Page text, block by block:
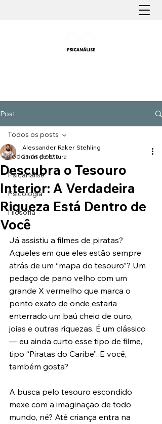
Post
Todos os posts
Psicanálise
Psicologia
Filosofia
Todos os posts
Descubra o Tesouro
Interior: A Verdadeira
Riqueza Está Dentro de
Você
Alessander Raker Stehling
2 min de leitura
Já assistiu a filmes de piratas?
Aqueles em que eles estão sempre
atrás de um “mapa do tesouro”? Um
pedaço de pano velho com um
grande X vermelho que marca o
ponto exato de onde estaria
enterrado um baú cheio de ouro,
joias e outras riquezas. É um clássico
— eu ainda curto esse tipo de filme,
tipo “Piratas do Caribe”. E você,
também gosta?
A busca pelo tesouro escondido
mexe com a imaginação de todo
mundo, né? Até criança entra na